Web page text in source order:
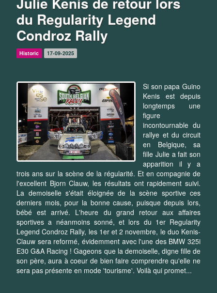
du Regularity Legend
Condroz Rally
Historic 17-09-2025
Si son papa Guino
Kenis est depuis
longtemps une
figure
incontournable du
rallye et du circuit
en Belgique, sa
fille Julie a fait son
apparition il y a
trois ans sur la scène de la régularité. Et en compagnie de
l'excellent Bjorn Clauw, les résultats ont rapidement suivi.
La demoiselle s'était éloignée de la scène sportive ces
derniers mois, pour la bonne cause, puisque depuis lors,
bébé est arrivé. L'heure du grand retour aux affaires
sportives a néanmoins sonné, et lors du 1er Regularity
Legend Condroz Rally, les 1er et 2 novembre, le duo Kenis-
Clauw sera reformé, évidemment avec l'une des BMW 325i
E30 G&A Racing ! Gageons que la demoiselle, digne fille de
son père, aura à coeur de bien faire comprendre qu'elle ne
sera pas présente en mode 'tourisme'. Voilà qui promet...